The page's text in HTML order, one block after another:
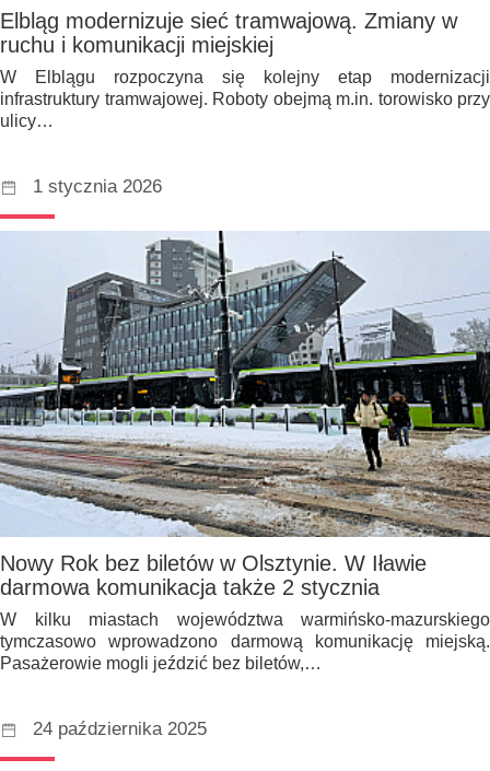
Elbląg modernizuje sieć tramwajową. Zmiany w
ruchu i komunikacji miejskiej
W Elblągu rozpoczyna się kolejny etap modernizacji
infrastruktury tramwajowej. Roboty obejmą m.in. torowisko przy
ulicy…
1 stycznia 2026
Nowy Rok bez biletów w Olsztynie. W Iławie
darmowa komunikacja także 2 stycznia
W kilku miastach województwa warmińsko-mazurskiego
tymczasowo wprowadzono darmową komunikację miejską.
Pasażerowie mogli jeździć bez biletów,…
24 października 2025